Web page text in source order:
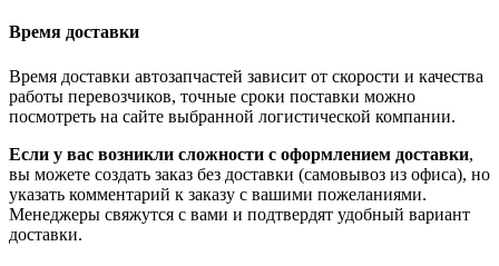
Время доставки
Время доставки автозапчастей зависит от скорости и качества
работы перевозчиков, точные сроки поставки можно
посмотреть на сайте выбранной логистической компании.
Если у вас возникли сложности с оформлением доставки,
вы можете создать заказ без доставки (самовывоз из офиса), но
указать комментарий к заказу с вашими пожеланиями.
Менеджеры свяжутся с вами и подтвердят удобный вариант
доставки.